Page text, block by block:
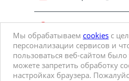
понедельник –
18:00
пятница с 09:00
перерыв с 12:30
Мы обрабатываем cookies с
персонализации сервисов и
пользоваться веб-сайтом
можете запретить обработку
настройках браузера.